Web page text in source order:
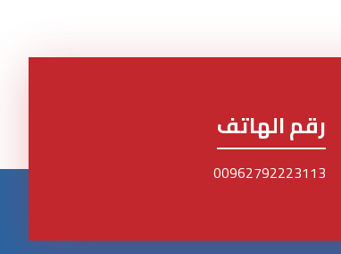
رقم الهاتف
00962792223113